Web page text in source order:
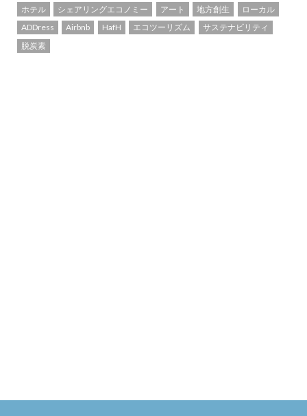
ホテル
シェアリングエコノミー アート 地方創生
ローカル
ADDress
Airbnb HafH エコツーリズム
サステナビリティ
脱炭素